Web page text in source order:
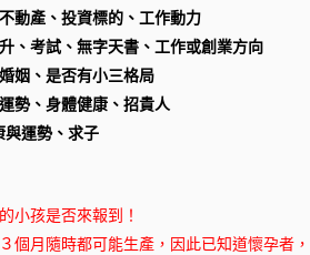
動產、投資標的、工作動力
考試、無字天書、工作或創業方向
姻、是否有小三格局
勢、身體健康、招貴人
與運勢、求子
小孩是否來報到！
個月隨時都可能生產，因此已知道懷孕者，